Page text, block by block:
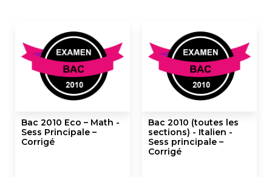
Bac 2010 Eco – Math -
Sess Principale –
Corrigé
Bac 2010 (toutes les
sections) - Italien -
Sess principale –
Corrigé